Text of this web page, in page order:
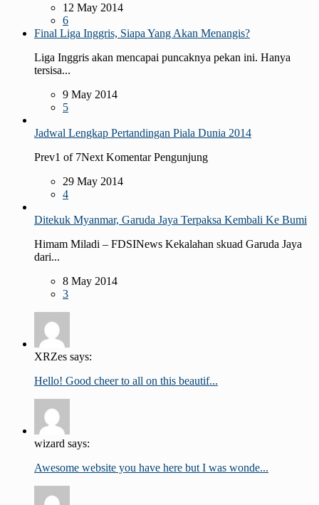
12 May 2014
6
Final Liga Inggris, Siapa Yang Akan Menangis?
Liga Inggris akan mencapai puncaknya pekan ini. Hanya
tersisa...
9 May 2014
5
Jadwal Lengkap Pertandingan Piala Dunia 2014
Prev1 of 7Next Komentar Pengunjung
29 May 2014
4
Ditekuk Myanmar, Garuda Jaya Terpaksa Kembali Ke Bumi
Himam Miladi – FDSINews Kekalahan skuad Garuda Jaya
dari...
8 May 2014
3
XRZes says:
Hello! Good cheer to all on this beautif...
wizard says:
Awesome website you have here but I was wonde...